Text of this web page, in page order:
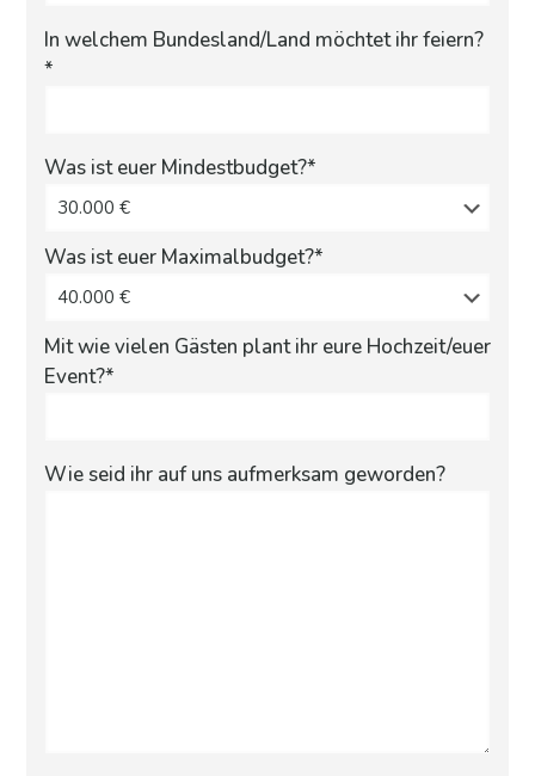
In welchem Bundesland/Land möchtet ihr feiern?
*
Was ist euer Mindestbudget?*
Was ist euer Maximalbudget?*
Mit wie vielen Gästen plant ihr eure Hochzeit/euer
Event?*
Wie seid ihr auf uns aufmerksam geworden?